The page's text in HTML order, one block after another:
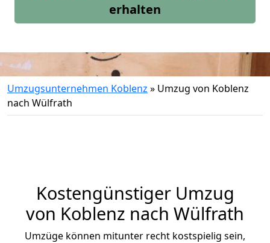
erhalten
Umzugsunternehmen Koblenz » Umzug von Koblenz
nach Wülfrath
Kostengünstiger Umzug
von Koblenz nach Wülfrath
Umzüge können mitunter recht kostspielig sein,